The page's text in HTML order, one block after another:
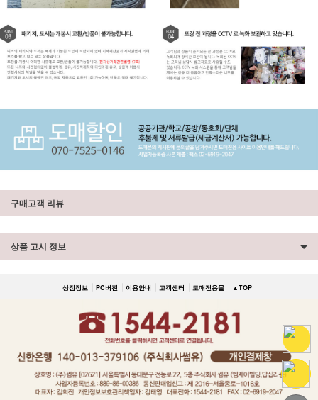
구매고객 리뷰
상품 고시 정보
상점정보 PC버전 이용안내 고객센터 도매전용몰 ▲TOP